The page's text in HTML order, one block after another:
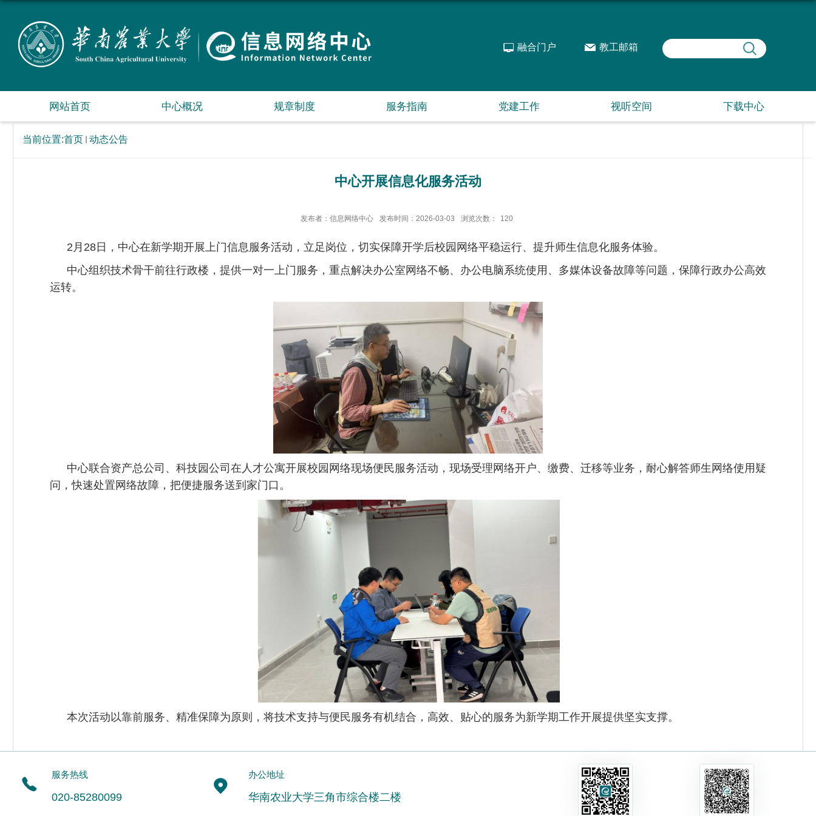
融合门户 教工邮箱
网站首页 中心概况 规章制度 服务指南 党建工作 视听空间 下载中心
当前位置:首页 动态公告
中心开展信息化服务活动
发布者：信息网络中心 发布时间：2026-03-03 浏览次数： 120
2 月 28 日，中心在新学期开展上门信息服务活动，立足岗位，切实保障开学后校园网络平稳运行、提升师生信息化服务体验。
中心组织技术骨干前往行政楼，提供一对一上门服务，重点解决办公室网络不畅、办公电脑系统使用、多媒体设备故障等问题，保障行政办公高效
运转。
中心联合资产总公司、科技园公司在人才公寓开展校园网络现场便民服务活动，现场受理网络开户、缴费、迁移等业务，耐心解答师生网络使用疑
问，快速处置网络故障，把便捷服务送到家门口。
本次活动以靠前服务、精准保障为原则，将技术支持与便民服务有机结合，高效、贴心的服务为新学期工作开展提供坚实支撑。
服务热线
020-85280099
办公地址
华南农业大学三角市综合楼二楼